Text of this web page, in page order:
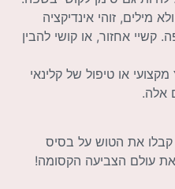
מילים, זוהי אינדיקציה
אחזור, או קושי להבין
או טיפול של קלינאי
אלה.
את הטוש על בסיס
עולם הצביעה הקסומה!